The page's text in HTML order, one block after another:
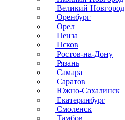
Великий Новгород
Оренбург
Орел
Пенза
Псков
Ростов-на-Дону
Рязань
Самара
Саратов
Южно-Сахалинск
Екатеринбург
Смоленск
Тамбов